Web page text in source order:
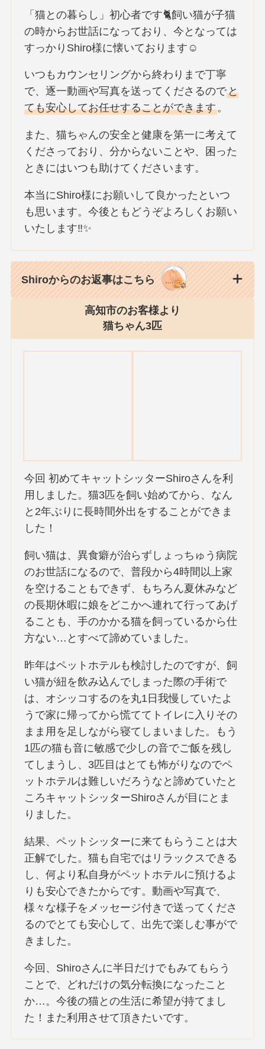
「猫との暮らし」初心者です🐈飼い猫が子猫
の時からお世話になっており、今となっては
すっかりShiro様に懐いております☺️
いつもカウンセリングから終わりまで丁寧
で、逐一動画や写真を送ってくださるのでと
ても安心してお任せすることができます。
また、猫ちゃんの安全と健康を第一に考えて
くださっており、分からないことや、困った
ときにはいつも助けてくださいます。
本当にShiro様にお願いして良かったといつ
も思います。今後ともどうぞよろしくお願い
いたします‼✨
Shiroからのお返事はこちら
高知市のお客様より
猫ちゃん3匹
今回 初めてキャットシッターShiroさんを利
用しました。猫3匹を飼い始めてから、なん
と2年ぶりに長時間外出をすることができま
した！
飼い猫は、異食癖が治らずしょっちゅう病院
のお世話になるので、普段から4時間以上家
を空けることもできず、もちろん夏休みなど
の長期休暇に娘をどこかへ連れて行ってあげ
ることも、手のかかる猫を飼っているから仕
方ない…とすべて諦めていました。
昨年はペットホテルも検討したのですが、飼
い猫が紐を飲み込んでしまった際の手術で
は、オシッコするのを丸1日我慢していたよ
うで家に帰ってから慌ててトイレに入りその
まま用を足しながら寝てしまいました。もう
1匹の猫も音に敏感で少しの音でご飯を残し
てしまうし、3匹目はとても怖がりなのでペ
ットホテルは難しいだろうなと諦めていたと
ころキャットシッターShiroさんが目にとま
りました。
結果、ペットシッターに来てもらうことは大
正解でした。猫も自宅ではリラックスできる
し、何より私自身がペットホテルに預けるよ
りも安心できたからです。動画や写真で、
様々な様子をメッセージ付きで送ってくださ
るのでとても安心して、出先で楽しむ事がで
きました。
今回、Shiroさんに半日だけでもみてもらう
ことで、どれだけの気分転換になったこと
か…。今後の猫との生活に希望が持てまし
た！また利用させて頂きたいです。